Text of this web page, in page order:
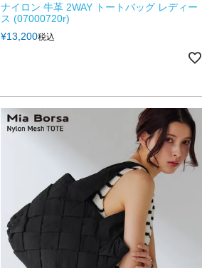
ナイロン 牛革 2WAY トートバッグ レディー
ス (07000720r)
¥13,200税込